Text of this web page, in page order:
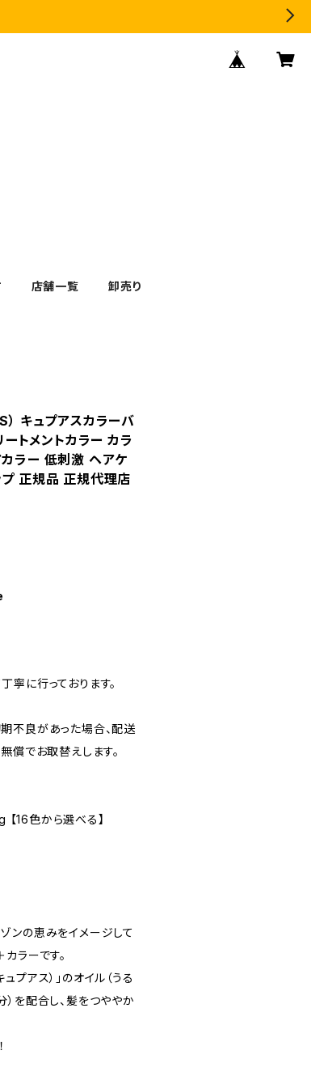
店舗一覧 卸売り
） キュプアスカラーバ
トメントカラー カラ
ラー 低刺激 ヘアケ
プ 正規品 正規代理店
に行っております。
不良があった場合、配送
償でお取替えします。
16色から選べる】
ンの恵みをイメージして
ラーです。
プアス）」のオイル（うる
を配合し、髪をつややか